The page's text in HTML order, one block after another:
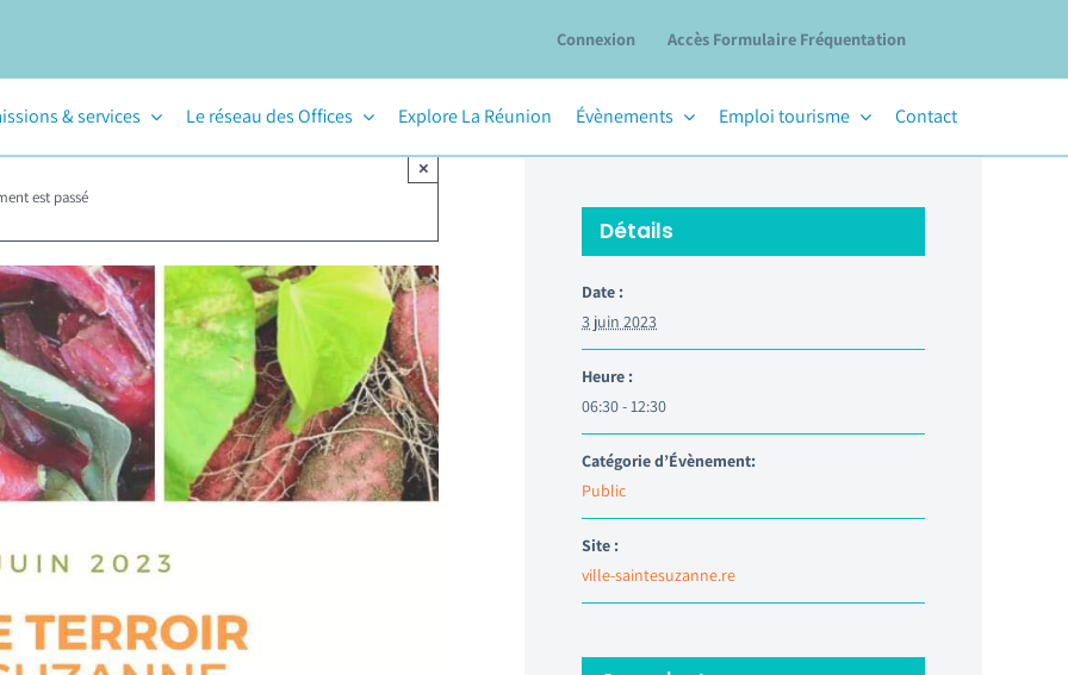
Connexion Accès Formulaire Fréquentation
& services Le réseau des Offices Explore La Réunion Évènements Emploi tourisme Contact
est passé
×
Détails
Date :
3 juin 2023
Heure :
06:30 - 12:30
Catégorie d’Évènement:
Public
Site :
ville-saintesuzanne.re